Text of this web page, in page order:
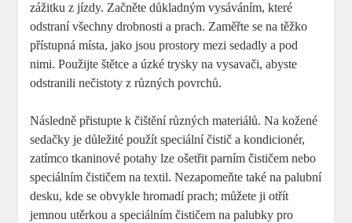
zážitku z jízdy. Začněte důkladným vysáváním, které
odstraní všechny drobnosti a prach. Zaměřte se na těžko
přístupná místa, jako jsou prostory mezi sedadly a pod
nimi. Použijte štětce a úzké trysky na vysavači, abyste
odstranili nečistoty z různých povrchů.
Následně přistupte k čištění různých materiálů. Na kožené
sedačky je důležité použít speciální čistič a kondicionér,
zatímco tkaninové potahy lze ošetřit parním čističem nebo
speciálním čističem na textil. Nezapomeňte také na palubní
desku, kde se obvykle hromadí prach; můžete ji otřít
jemnou utěrkou a speciálním čističem na palubky pro